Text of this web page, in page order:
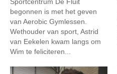
begonnen is met het geven
van Aerobic Gymlessen.
Wethouder van sport, Astrid
van Eekelen kwam langs om
Wim te feliciteren...